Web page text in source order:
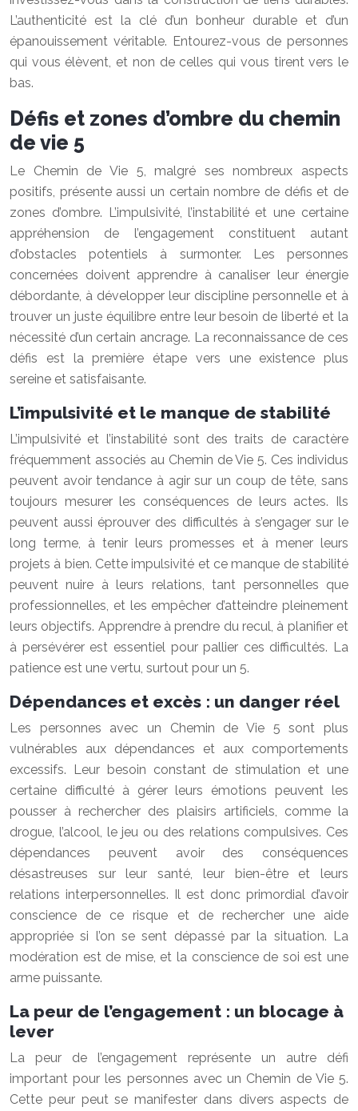
L’authenticité est la clé d’un bonheur durable et d’un
épanouissement véritable. Entourez-vous de personnes
qui vous élèvent, et non de celles qui vous tirent vers le
bas.
Défis et zones d’ombre du chemin
de vie 5
Le Chemin de Vie 5, malgré ses nombreux aspects
positifs, présente aussi un certain nombre de défis et de
zones d’ombre. L’impulsivité, l’instabilité et une certaine
appréhension de l’engagement constituent autant
d’obstacles potentiels à surmonter. Les personnes
concernées doivent apprendre à canaliser leur énergie
débordante, à développer leur discipline personnelle et à
trouver un juste équilibre entre leur besoin de liberté et la
nécessité d’un certain ancrage. La reconnaissance de ces
défis est la première étape vers une existence plus
sereine et satisfaisante.
L’impulsivité et le manque de stabilité
L’impulsivité et l’instabilité sont des traits de caractère
fréquemment associés au Chemin de Vie 5. Ces individus
peuvent avoir tendance à agir sur un coup de tête, sans
toujours mesurer les conséquences de leurs actes. Ils
peuvent aussi éprouver des difficultés à s’engager sur le
long terme, à tenir leurs promesses et à mener leurs
projets à bien. Cette impulsivité et ce manque de stabilité
peuvent nuire à leurs relations, tant personnelles que
professionnelles, et les empêcher d’atteindre pleinement
leurs objectifs. Apprendre à prendre du recul, à planifier et
à persévérer est essentiel pour pallier ces difficultés. La
patience est une vertu, surtout pour un 5.
Dépendances et excès : un danger réel
Les personnes avec un Chemin de Vie 5 sont plus
vulnérables aux dépendances et aux comportements
excessifs. Leur besoin constant de stimulation et une
certaine difficulté à gérer leurs émotions peuvent les
pousser à rechercher des plaisirs artificiels, comme la
drogue, l’alcool, le jeu ou des relations compulsives. Ces
dépendances peuvent avoir des conséquences
désastreuses sur leur santé, leur bien-être et leurs
relations interpersonnelles. Il est donc primordial d’avoir
conscience de ce risque et de rechercher une aide
appropriée si l’on se sent dépassé par la situation. La
modération est de mise, et la conscience de soi est une
arme puissante.
La peur de l’engagement : un blocage à
lever
La peur de l’engagement représente un autre défi
important pour les personnes avec un Chemin de Vie 5.
Cette peur peut se manifester dans divers aspects de